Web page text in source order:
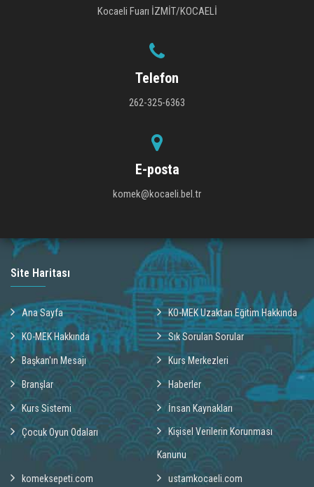
Kocaeli Fuarı İZMİT/KOCAELİ
Telefon
262-325-6363
E-posta
komek@kocaeli.bel.tr
Site Haritası
Ana Sayfa KO-MEK Uzaktan Eğitim Hakkında
KO-MEK Hakkında Sık Sorulan Sorular
Başkan'ın Mesajı Kurs Merkezleri
Branşlar Haberler
Kurs Sistemi İnsan Kaynakları
Çocuk Oyun Odaları Kişisel Verilerin Korunması
Kanunu
komeksepeti.com ustamkocaeli.com